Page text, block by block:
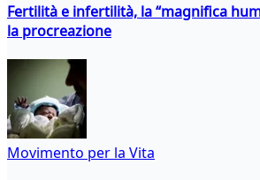
Fertilità e infertilità, la “magnifica
la procreazione
Movimento per la Vita